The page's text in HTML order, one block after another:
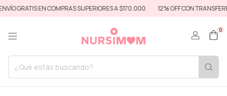
GRATIS EN COMPRAS SUPERIORES A $170.000 12% OFF CON
0